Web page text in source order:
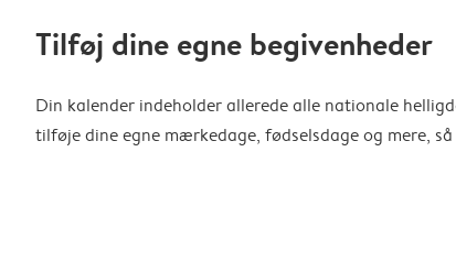
Tilføj dine egne begivenheder
Din kalender indeholder allerede alle nationale
tilføje dine egne mærkedage, fødselsdage og mere,